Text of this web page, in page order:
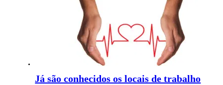
Já são conhecidos os locais de trabalho